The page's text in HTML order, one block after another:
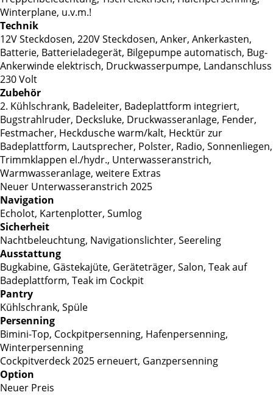
Winterplane, u.v.m.!
Technik
12V Steckdosen, 220V Steckdosen, Anker, Ankerkasten,
Batterie, Batterieladegerät, Bilgepumpe automatisch, Bug-
Ankerwinde elektrisch, Druckwasserpumpe, Landanschluss
230 Volt
Zubehör
2. Kühlschrank, Badeleiter, Badeplattform integriert,
Bugstrahlruder, Decksluke, Druckwasseranlage, Fender,
Festmacher, Heckdusche warm/kalt, Hecktür zur
Badeplattform, Lautsprecher, Polster, Radio, Sonnenliegen,
Trimmklappen el./hydr., Unterwasseranstrich,
Warmwasseranlage, weitere Extras
Neuer Unterwasseranstrich 2025
Navigation
Echolot, Kartenplotter, Sumlog
Sicherheit
Nachtbeleuchtung, Navigationslichter, Seereling
Ausstattung
Bugkabine, Gästekajüte, Geräteträger, Salon, Teak auf
Badeplattform, Teak im Cockpit
Pantry
Kühlschrank, Spüle
Persenning
Bimini-Top, Cockpitpersenning, Hafenpersenning,
Winterpersenning
Cockpitverdeck 2025 erneuert, Ganzpersenning
Option
Neuer Preis